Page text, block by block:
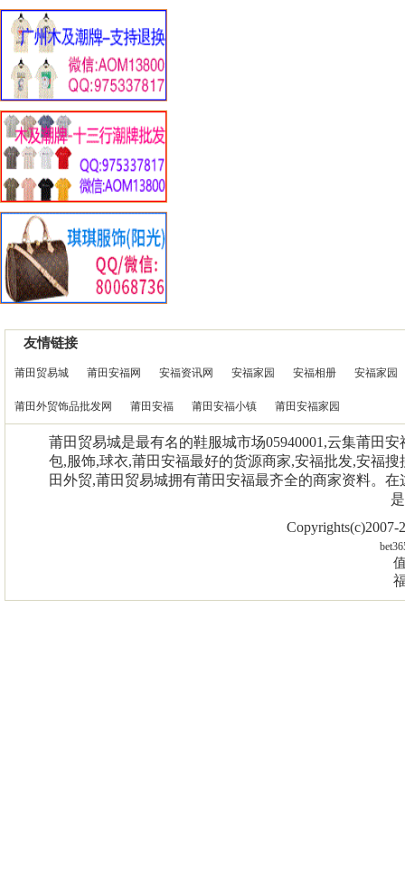
友情链接
莆田贸易城 莆田安福网 安福资讯网 安福家园 安福相册 安福家园
莆田外贸饰品批发网 莆田安福 莆田安福小镇 莆田安福家园
莆田贸易城是最有名的鞋服城市场05940001,云集莆田
包,服饰,球衣,莆田安福最好的货源商家,安福批发,安福
田外贸,莆田贸易城拥有莆田安福最齐全的商家资料。